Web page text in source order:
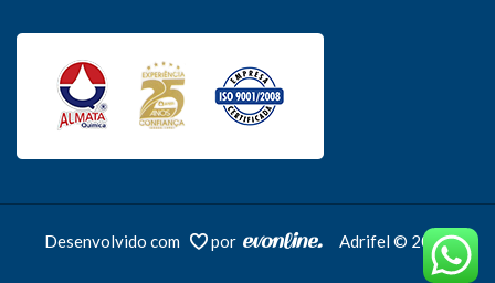
Desenvolvido com por Adrifel © 2026